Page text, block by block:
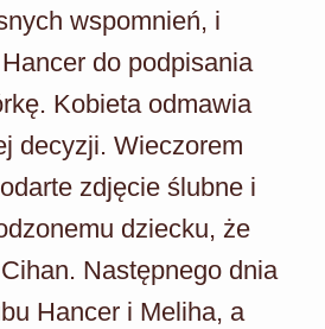
wspomnień, i
do podpisania
Kobieta odmawia
decyzji. Wieczorem
zdjęcie ślubne i
dziecku, że
Następnego dnia
Hancer i Meliha, a